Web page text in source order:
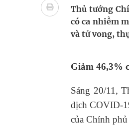
Xây dựng bản đồ
"Nền kinh tế bạc"
Tổng hợp những
Tỷ lệ tật khúc xạ ở
Thủ tướng
có ca nhiễm
và tử vong,
Giảm 46,3%
Sáng 20/11,
dịch COVID-
của Chính